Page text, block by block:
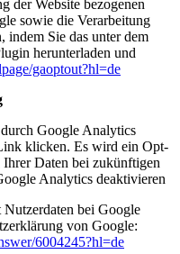
der Website bezogenen
sowie die Verarbeitung
indem Sie das unter dem
herunterladen und
gaoptout?hl=de
Google Analytics
klicken. Es wird ein Opt-
Daten bei zukünftigen
Analytics deaktivieren
bei Google
von Google:
6004245?hl=de